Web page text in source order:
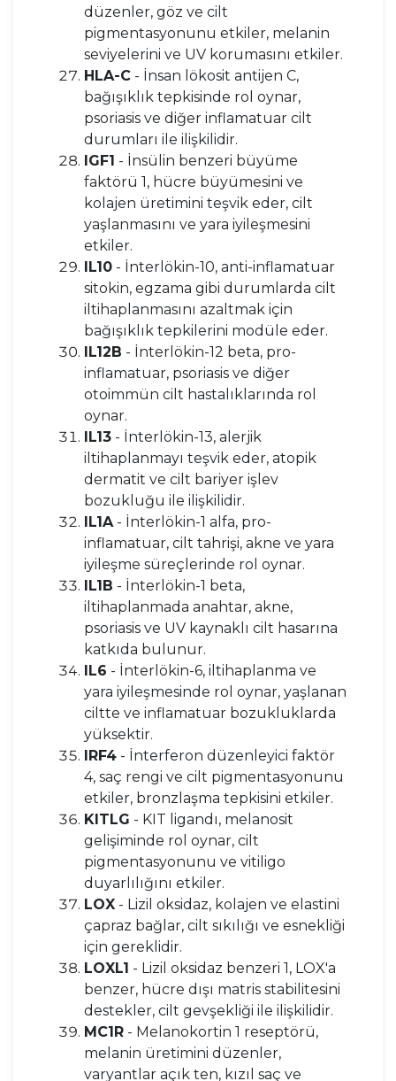
düzenler, göz ve cilt
pigmentasyonunu etkiler, melanin
seviyelerini ve UV korumasını etkiler.
HLA-C - İnsan lökosit antijen C,
bağışıklık tepkisinde rol oynar,
psoriasis ve diğer inflamatuar cilt
durumları ile ilişkilidir.
IGF1 - İnsülin benzeri büyüme
faktörü 1, hücre büyümesini ve
kolajen üretimini teşvik eder, cilt
yaşlanmasını ve yara iyileşmesini
etkiler.
IL10 - İnterlökin-10, anti-inflamatuar
sitokin, egzama gibi durumlarda cilt
iltihaplanmasını azaltmak için
bağışıklık tepkilerini modüle eder.
IL12B - İnterlökin-12 beta, pro-
inflamatuar, psoriasis ve diğer
otoimmün cilt hastalıklarında rol
oynar.
IL13 - İnterlökin-13, alerjik
iltihaplanmayı teşvik eder, atopik
dermatit ve cilt bariyer işlev
bozukluğu ile ilişkilidir.
IL1A- İnterlökin-1 alfa, pro-
inflamatuar, cilt tahrişi, akne ve yara
iyileşme süreçlerinde rol oynar.
IL1B - İnterlökin-1 beta,
iltihaplanmada anahtar, akne,
psoriasis ve UV kaynaklı cilt hasarına
katkıda bulunur.
IL6 - İnterlökin-6, iltihaplanma ve
yara iyileşmesinde rol oynar, yaşlanan
ciltte ve inflamatuar bozukluklarda
yüksektir.
IRF4 - İnterferon düzenleyici faktör
4, saç rengi ve cilt pigmentasyonunu
etkiler, bronzlaşma tepkisini etkiler.
KITLG - KIT ligandı, melanosit
gelişiminde rol oynar, cilt
pigmentasyonunu ve vitiligo
duyarlılığını etkiler.
LOX - Lizil oksidaz, kolajen ve elastini
çapraz bağlar, cilt sıkılığı ve esnekliği
için gereklidir.
LOXL1 - Lizil oksidaz benzeri 1, LOX'a
benzer, hücre dışı matris stabilitesini
destekler, cilt gevşekliği ile ilişkilidir.
MC1R - Melanokortin 1 reseptörü,
melanin üretimini düzenler,
varyantlar açık ten, kızıl saç ve